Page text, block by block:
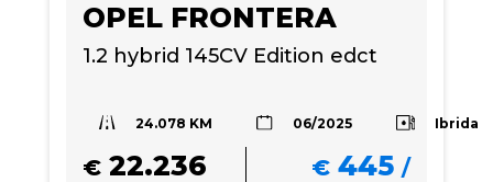
OPEL FRONTERA
1.2 hybrid 145CV Edition edct
24.078 KM 06/2025 Ibrida
€ 22.236 € 445 /